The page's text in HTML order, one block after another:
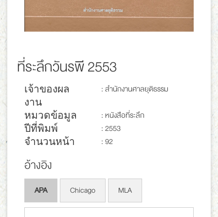
ที่ระลึกวันรพี 2553
เจ้าของผล
งาน
: สำนักงานศาลยุติธรรม
หมวดข้อมูล : หนังสือที่ระลึก
ปีที่พิมพ์ : 2553
จำนวนหน้า : 92
อ้างอิง
APA Chicago MLA